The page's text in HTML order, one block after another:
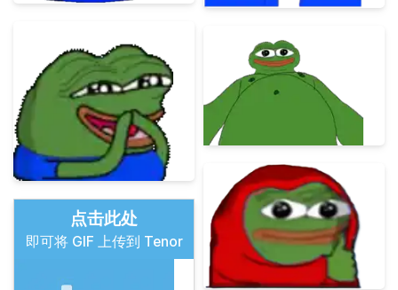
点击此处
即可将 GIF 上传到 Tenor